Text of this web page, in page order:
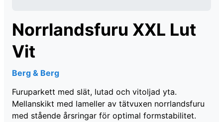
Norrlandsfuru XXL Lut
Vit
Berg & Berg
Furuparkett med slät, lutad och vitoljad yta.
Mellanskikt med lameller av tätvuxen norrlandsfuru
med stående årsringar för optimal formstabilitet.